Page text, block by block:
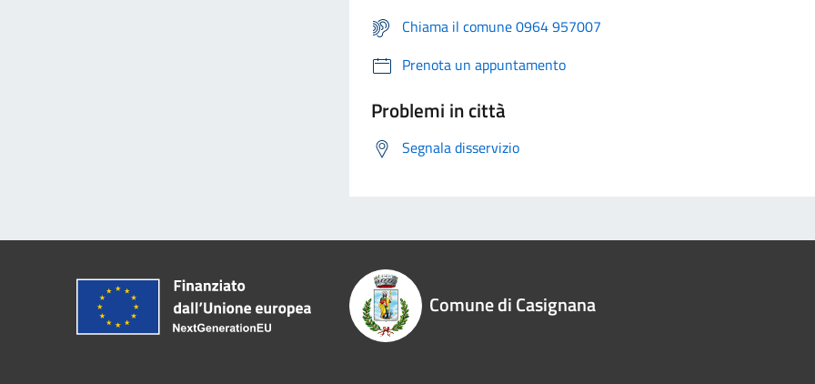
Chiama il comune 0964 957007
Prenota un appuntamento
Problemi in città
Segnala disservizio
Comune di Casignana